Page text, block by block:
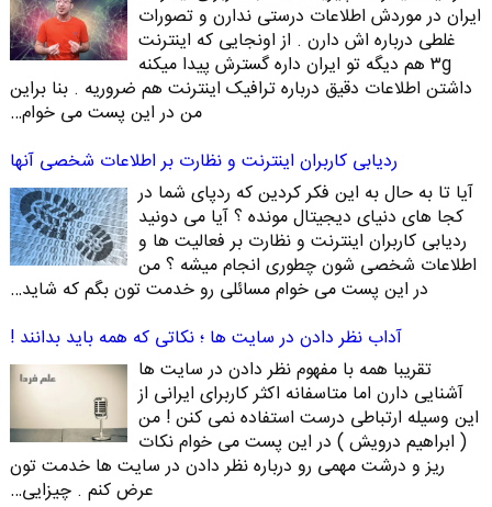
ایران در موردش اطلاعات درستی ندارن و تصورات
غلطی درباره اش دارن . از اونجایی که اینترنت
۳g هم دیگه تو ایران داره گسترش پیدا میکنه
داشتن اطلاعات دقیق درباره ترافیک اینترنت هم ضروریه . بنا براین
من در این پست می خوام…
ردیابی کاربران اینترنت و نظارت بر اطلاعات شخصی آنها
آیا تا به حال به این فکر کردین که ردپای شما در
کجا های دنیای دیجیتال مونده ؟ آیا می دونید
ردیابی کاربران اینترنت و نظارت بر فعالیت ها و
اطلاعات شخصی شون چطوری انجام میشه ؟ من
در این پست می خوام مسائلی رو خدمت تون بگم که شاید…
آداب نظر دادن در سایت ها ؛ نکاتی که همه باید بدانند !
تقریبا همه با مفهوم نظر دادن در سایت ها
آشنایی دارن اما متاسفانه اکثر کاربرای ایرانی از
این وسیله ارتباطی درست استفاده نمی کنن ! من
( ابراهیم درویش ) در این پست می خوام نکات
ریز و درشت مهمی رو درباره نظر دادن در سایت ها خدمت تون
عرض کنم . چیزایی…